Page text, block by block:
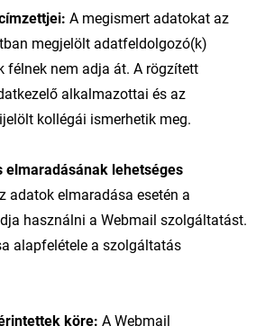
A megismert adatokat az
megjelölt adatfeldolgozó(k)
félnek nem adja át. A rögzített
alkalmazottai és az
kollégái ismerhetik meg.
elmaradásának lehetséges
adatok elmaradása esetén a
használni a Webmail szolgáltatást.
alapfelétele a szolgáltatás
köre: A Webmail